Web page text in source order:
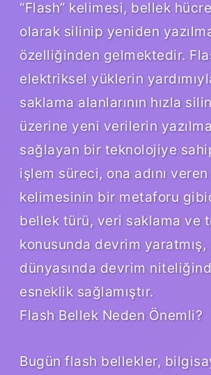
“Flash” kelimesi, bellek
olarak silinip yeniden
özelliğinden gelmektedir.
elektriksel yüklerin
saklama alanlarının hızla
üzerine yeni verilerin
sağlayan bir teknolojiye
işlem süreci, ona adını veren
kelimesinin bir metaforu
bellek türü, veri saklama ve
konusunda devrim
dünyasında devrim
esneklik sağlamıştır.
Flash Bellek Neden Önemli?
Bugün flash bellekler,